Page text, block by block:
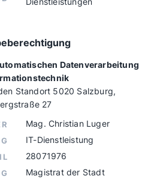
Datenverarbeitung
Standort 5020 Salzburg,
27
Mag. Christian Luger
IT-Dienstleistung
28071976
Magistrat der Stadt